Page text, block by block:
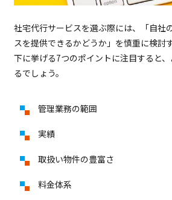
社宅代行サービスを選ぶ際には、「自社
スを提供できるかどうか」を慎重に検討
下に挙げる7つのポイントに注目すると
るでしょう。
管理業務の範囲
実績
取扱い物件の豊富さ
料金体系